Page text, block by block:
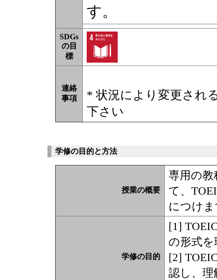
す。
SDGs
の目
標
連絡
事項
* 状況により変更され
下さい
学修の目的と方法
授業の概要
専用の教
て、
につけ
学修の目的
[1]
の形式
[2]
認し、